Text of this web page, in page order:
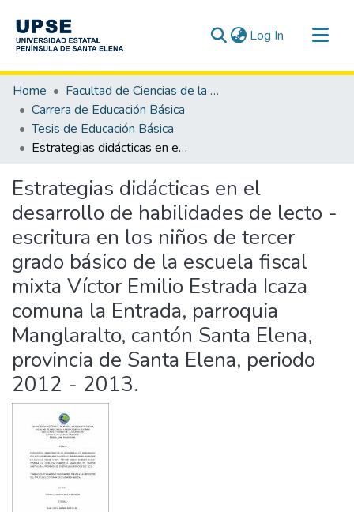
Log In (current)
Communities & Collections
All of DSpace
Statistics
Home
Facultad de Ciencias de la Educación e Idiomas
Carrera de Educación Básica
Tesis de Educación Básica
Estrategias didácticas en el desarrollo de habilidades de lecto - escritura en los niños de tercer grado básico de la escuela fiscal mixta Víctor Emilio Estrada Icaza comuna la Entrada, parroquia Manglaralto, cantón Santa Elena, provincia de Santa Elena, periodo 2012 - 2013.
Estrategias didácticas en el
desarrollo de habilidades de lecto -
escritura en los niños de tercer
grado básico de la escuela fiscal
mixta Víctor Emilio Estrada Icaza
comuna la Entrada, parroquia
Manglaralto, cantón Santa Elena,
provincia de Santa Elena, periodo
2012 - 2013.